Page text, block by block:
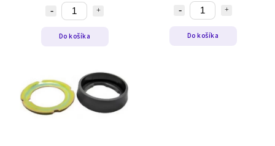
Do košíka Do košíka